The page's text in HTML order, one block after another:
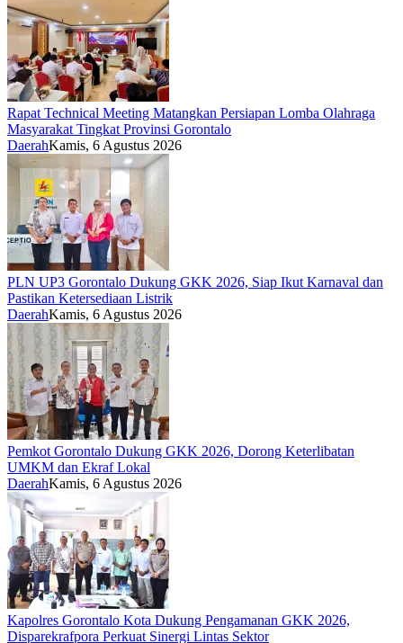
Rapat Technical Meeting Matangkan Persiapan Lomba Olahraga
Masyarakat Tingkat Provinsi Gorontalo
DaerahKamis, 6 Agustus 2026
PLN UP3 Gorontalo Dukung GKK 2026, Siap Ikut Karnaval dan
Pastikan Ketersediaan Listrik
DaerahKamis, 6 Agustus 2026
Pemkot Gorontalo Dukung GKK 2026, Dorong Keterlibatan
UMKM dan Ekraf Lokal
DaerahKamis, 6 Agustus 2026
Kapolres Gorontalo Kota Dukung Pengamanan GKK 2026,
Disparekrafpora Perkuat Sinergi Lintas Sektor